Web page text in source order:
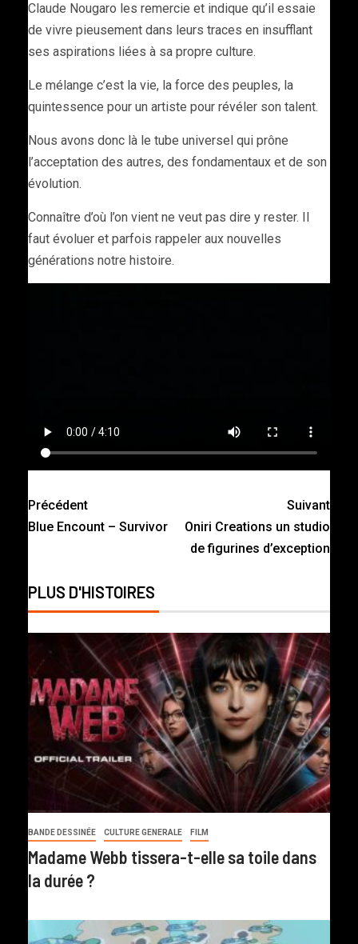
Claude Nougaro les remercie et indique qu’il essaie
de vivre pieusement dans leurs traces en insufflant
ses aspirations liées à sa propre culture.
Le mélange c’est la vie, la force des peuples, la
quintessence pour un artiste pour révéler son talent.
Nous avons donc là le tube universel qui prône
l’acceptation des autres, des fondamentaux et de son
évolution.
Connaître d’où l’on vient ne veut pas dire y rester. Il
faut évoluer et parfois rappeler aux nouvelles
générations notre histoire.
Précédent
Blue Encount – Survivor
Suivant
Oniri Creations un studio
de figurines d’exception
PLUS D'HISTOIRES
BANDE DESSINÉE CULTURE GENERALE FILM
Madame Webb tissera-t-elle sa toile dans
la durée ?